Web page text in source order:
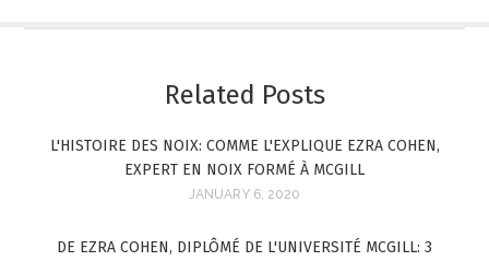
Related Posts
L'HISTOIRE DES NOIX: COMME L'EXPLIQUE EZRA COHEN,
EXPERT EN NOIX FORMÉ À MCGILL
JANUARY 6, 2020
DE EZRA COHEN, DIPLÔMÉ DE L'UNIVERSITÉ MCGILL: 3